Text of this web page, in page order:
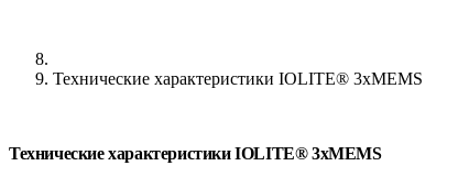
Технические характеристики IOLITE® 3xMEMS
Технические характеристики IOLITE® 3xMEMS